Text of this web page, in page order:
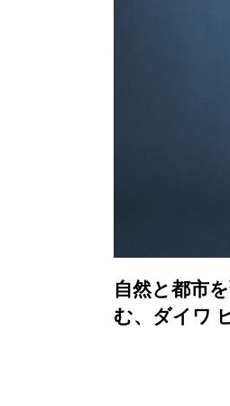
自然と都市
む、ダイワ